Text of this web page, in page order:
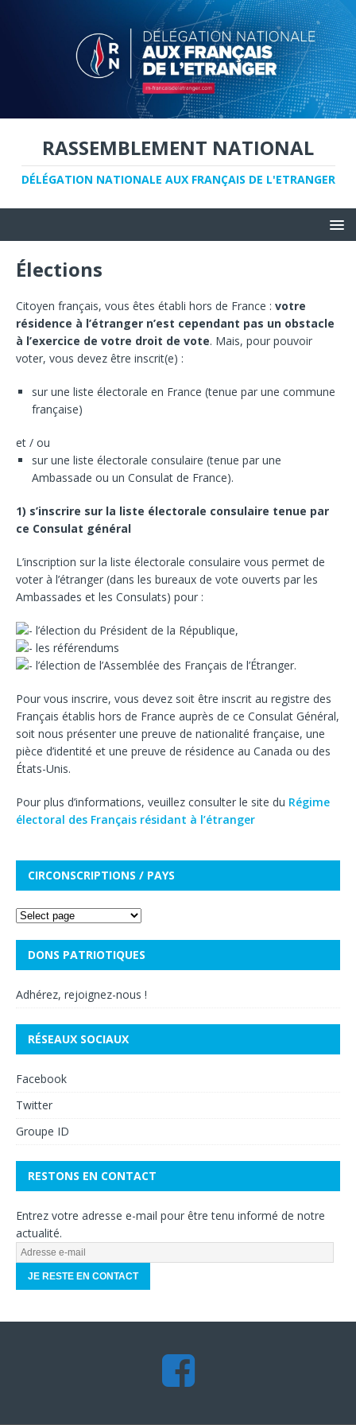
RASSEMBLEMENT NATIONAL
DÉLÉGATION NATIONALE AUX FRANÇAIS DE L'ETRANGER
Élections
Citoyen français, vous êtes établi hors de France : votre
résidence à l’étranger n’est cependant pas un obstacle
à l’exercice de votre droit de vote. Mais, pour pouvoir
voter, vous devez être inscrit(e) :
sur une liste électorale en France (tenue par une commune
française)
et / ou
sur une liste électorale consulaire (tenue par une
Ambassade ou un Consulat de France).
1) s’inscrire sur la liste électorale consulaire tenue par
ce Consulat général
L’inscription sur la liste électorale consulaire vous permet de
voter à l’étranger (dans les bureaux de vote ouverts par les
Ambassades et les Consulats) pour :
l’élection du Président de la République,
les référendums
l’élection de l’Assemblée des Français de l’Étranger.
Pour vous inscrire, vous devez soit être inscrit au registre des
Français établis hors de France auprès de ce Consulat Général,
soit nous présenter une preuve de nationalité française, une
pièce d’identité et une preuve de résidence au Canada ou des
États-Unis.
Pour plus d’informations, veuillez consulter le site du Régime
électoral des Français résidant à l’étranger
CIRCONSCRIPTIONS / PAYS
DONS PATRIOTIQUES
Adhérez, rejoignez-nous !
RÉSEAUX SOCIAUX
Facebook
Twitter
Groupe ID
RESTONS EN CONTACT
Entrez votre adresse e-mail pour être tenu informé de notre
actualité.
A
d
s